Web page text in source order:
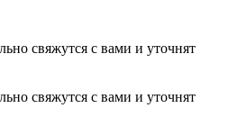
свяжутся с вами и уточнят
свяжутся с вами и уточнят